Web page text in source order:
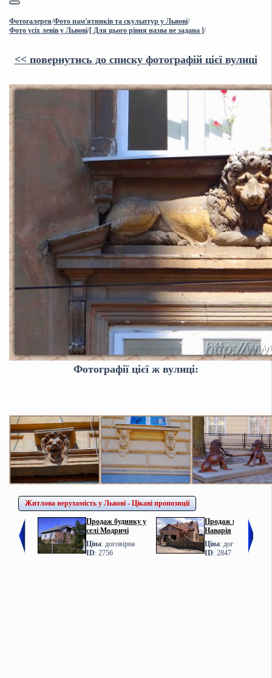
Фотогалерея/Фото пам'ятників та скульптур у Львові/
Фото усіх левів у Львові/[ Для цього рівня назва не задана ]/
<< повернутись до списку фотографій цієї вулиці
Фотографії цієї ж вулиці:
Житлова нерухомість у Львові - Цікаві пропозиції
Продаж будинку у
селі Модричі
Ціна: договірна
ID: 2756
Продаж котеджу у с.
Наварія
Ціна: договірна
ID: 2847